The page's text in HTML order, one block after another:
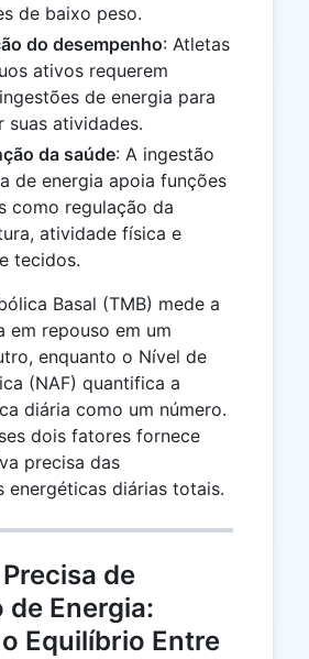
de baixo peso.
do desempenho: Atletas
ativos requerem
de energia para
suas atividades.
da saúde: A ingestão
de energia apoia funções
como regulação da
atividade física e
tecidos.
Basal (TMB) mede a
em repouso em um
enquanto o Nível de
(NAF) quantifica a
diária como um número.
dois fatores fornece
precisa das
energéticas diárias totais.
de
de Energia:
Equilíbrio Entre